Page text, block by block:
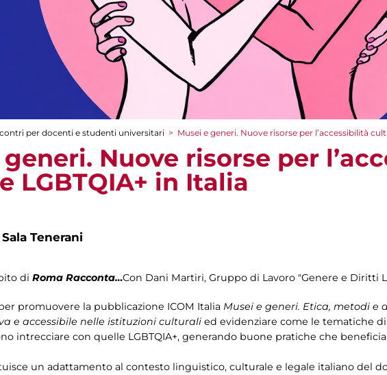
per docenti e studenti universitari > Musei e generi. Nuove risorse per l’accessibilità
Nuove risorse per
LGBTQIA+ in Italia
Sala Tenerani
di Roma Racconta…Con Dani Martiri, Gruppo di Lavoro "Genere e Diritti
promuovere la pubblicazione ICOM Italia Musei e generi. Etica, metodi e
e accessibile nelle istituzioni culturali ed evidenziare come le tematiche
intrecciare con quelle LGBTQIA+, generando buone pratiche che
un adattamento al contesto linguistico, culturale e legale italiano del